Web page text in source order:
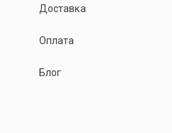
Доставка
Оплата
Блог